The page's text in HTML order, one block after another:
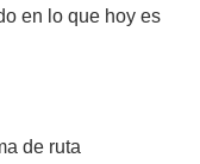
en lo que hoy es
de ruta